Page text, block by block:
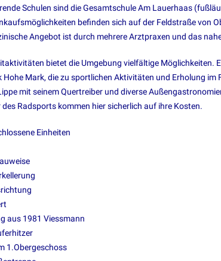
Schulen sind die Gesamtschule Am Lauerhaas
befinden sich auf der Feldstraße von
Angebot ist durch mehrere Arztpraxen und das
bietet die Umgebung vielfältige Möglichkeiten.
Hohe Mark, die zu sportlichen Aktivitäten und Erholung im
mit seinem Quertreiber und diverse
des Radsports kommen hier sicherlich auf ihre Kosten.
Einheiten
aus 1981 Viessmann
1.Obergeschoss